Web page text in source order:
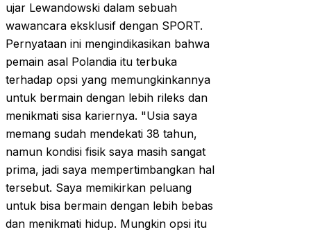
ujar Lewandowski dalam sebuah
wawancara eksklusif dengan SPORT.
Pernyataan ini mengindikasikan bahwa
pemain asal Polandia itu terbuka
terhadap opsi yang memungkinkannya
untuk bermain dengan lebih rileks dan
menikmati sisa kariernya. "Usia saya
memang sudah mendekati 38 tahun,
namun kondisi fisik saya masih sangat
prima, jadi saya mempertimbangkan hal
tersebut. Saya memikirkan peluang
untuk bisa bermain dengan lebih bebas
dan menikmati hidup. Mungkin opsi itu